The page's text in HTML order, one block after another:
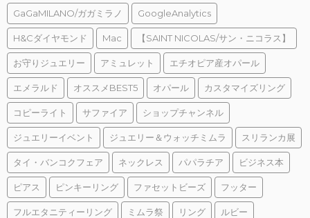
GaGaMILANO/ガガミラノ GoogleAnalytics
H&Cダイヤモンド Mac 【SAINT NICOLAS/サン・ニコラス】
お守りジュエリー アミュレット エチオピア産オパール
エメラルド オススメBEST5 オパール カスタマイズリング
コピーライト サファイア ショップチャンネル
ジュエリーイベント ジュエリー＆ウォッチミムラ スリランカ展
タイ・バンコクフェア ネックレス パパラチア ビジネス本
ピアス ピンキーリング ファセットビーズ フッター
フルエタニティーリング ミムラ祭 リング ルビー